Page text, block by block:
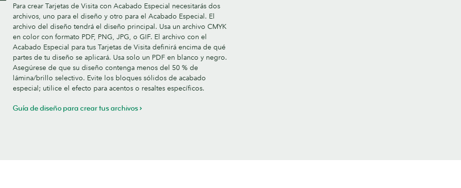
Para crear Tarjetas de Visita con Acabado Especial necesitarás dos
archivos, uno para el diseño y otro para el Acabado Especial. El
archivo del diseño tendrá el diseño principal. Usa un archivo CMYK
en color con formato PDF, PNG, JPG, o GIF. El archivo con el
Acabado Especial para tus Tarjetas de Visita definirá encima de qué
partes de tu diseño se aplicará. Usa solo un PDF en blanco y negro.
Asegúrese de que su diseño contenga menos del 50 % de
lámina/brillo selectivo. Evite los bloques sólidos de acabado
especial; utilice el efecto para acentos o resaltes específicos.
Guía de diseño para crear tus archivos